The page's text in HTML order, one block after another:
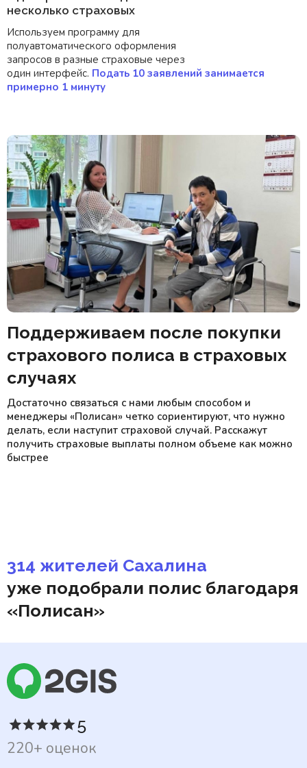
несколько страховых
Используем программу для
полуавтоматического оформления
запросов в разные страховые через
один интерфейс. Подать 10 заявлений занимается
примерно 1 минуту
Поддерживаем после покупки
страхового полиса в страховых
случаях
Достаточно связаться с нами любым способом и
менеджеры «Полисан» четко cориентируют, что нужно
делать, если наступит страховой случай. Расскажут
получить страховые выплаты полном объеме как можно
быстрее
314 жителей Сахалина
уже подобрали полис благодаря
«Полисан»
5
220+ оценок